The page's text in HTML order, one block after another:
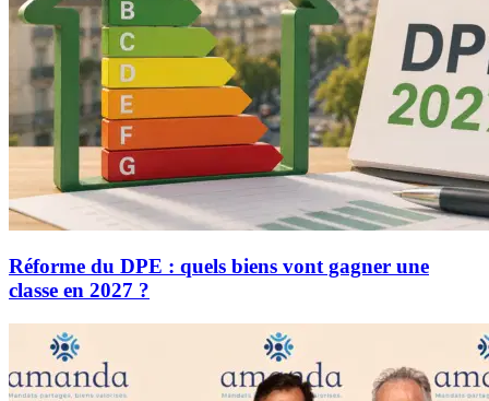
Réforme du DPE : quels biens vont gagner une
classe en 2027 ?